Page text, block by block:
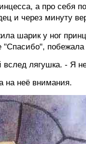
а про себя
и через минуту
шарик у ног
"Спасибо",
лягушка. - Я
на неё внимания.